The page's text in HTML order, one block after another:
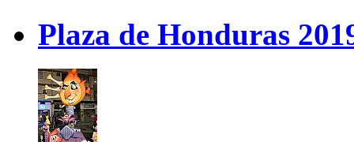
Plaza de Honduras